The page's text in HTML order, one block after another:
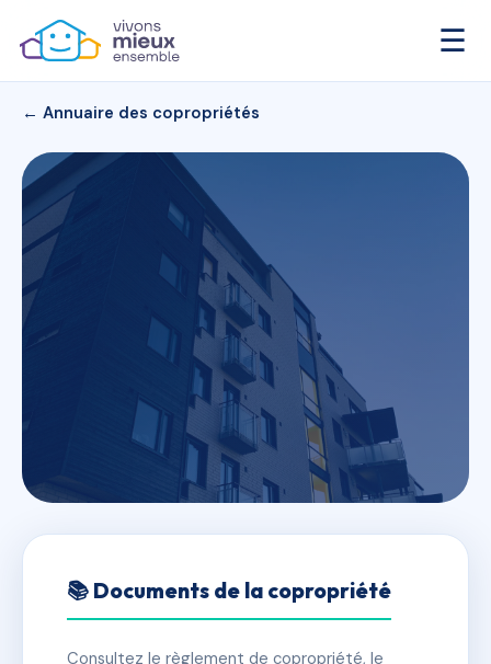
☰
← Annuaire des copropriétés
ANDREA C
📚 Documents de la copropriété
Consultez le règlement de copropriété, le